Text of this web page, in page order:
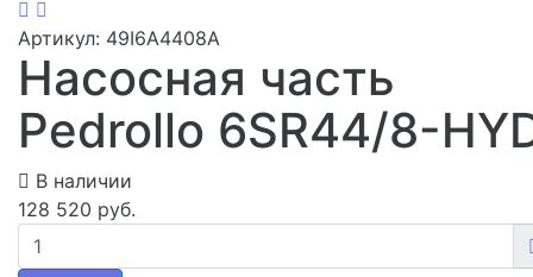
Артикул: 49I6A4408A
Насосная часть
Pedrollo 6SR44/8-
В наличии
128 520 руб.